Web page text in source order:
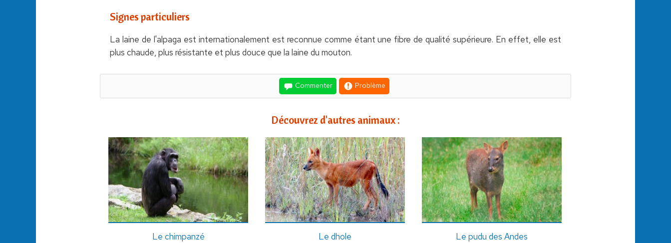
Signes particuliers
La laine de l'alpaga est internationalement est reconnue comme étant une fibre de qualité supérieure. En effet, elle est
plus chaude, plus résistante et plus douce que la laine du mouton.
Commenter Problème
Découvrez d'autres animaux :
Le chimpanzé Le dhole Le pudu des Andes